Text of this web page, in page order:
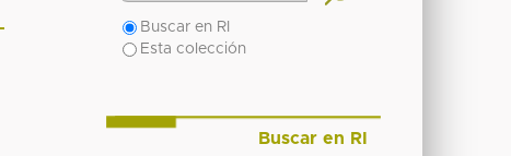
Buscar en RI
Esta colección
Buscar en RI